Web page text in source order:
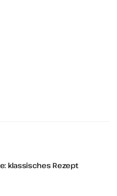
klassisches Rezept